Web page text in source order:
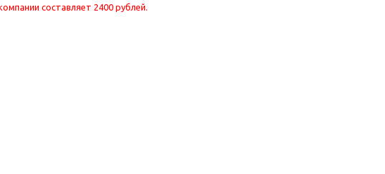
составляет 2400 рублей.